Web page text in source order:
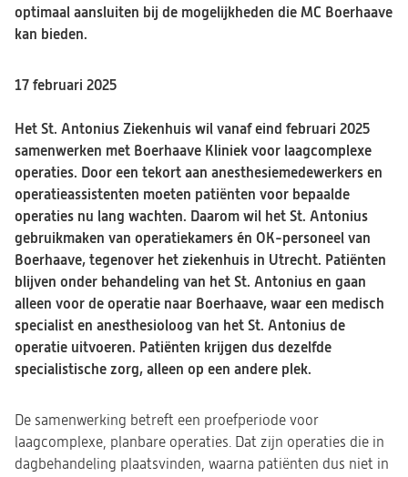
optimaal aansluiten bij de mogelijkheden die MC Boerhaave
kan bieden.
17 februari 2025
Het St. Antonius Ziekenhuis wil vanaf eind februari 2025
samenwerken met Boerhaave Kliniek voor laagcomplexe
operaties. Door een tekort aan anesthesiemedewerkers en
operatieassistenten moeten patiënten voor bepaalde
operaties nu lang wachten. Daarom wil het St. Antonius
gebruikmaken van operatiekamers én OK-personeel van
Boerhaave, tegenover het ziekenhuis in Utrecht. Patiënten
blijven onder behandeling van het St. Antonius en gaan
alleen voor de operatie naar Boerhaave, waar een medisch
specialist en anesthesioloog van het St. Antonius de
operatie uitvoeren. Patiënten krijgen dus dezelfde
specialistische zorg, alleen op een andere plek.
De samenwerking betreft een proefperiode voor
laagcomplexe, planbare operaties. Dat zijn operaties die in
dagbehandeling plaatsvinden, waarna patiënten dus niet in